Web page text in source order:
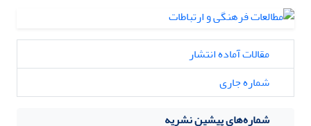
مقالات آماده انتشار
شماره جاری
شماره‌های پیشین نشریه